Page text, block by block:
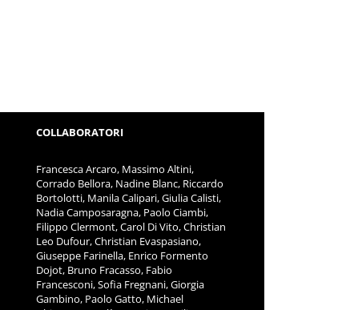
COLLABORATORI
Francesca Arcaro, Massimo Altini,
Corrado Bellora, Nadine Blanc, Riccardo
Bortolotti, Manila Calipari, Giulia Calisti,
Nadia Camposaragna, Paolo Ciambi,
Filippo Clermont, Carol Di Vito, Christian
Leo Dufour, Christian Evaspasiano,
Giuseppe Farinella, Enrico Formento
Dojot, Bruno Fracasso, Fabio
Francesconi, Sofia Fregnani, Giorgia
Gambino, Paolo Gatto, Michael